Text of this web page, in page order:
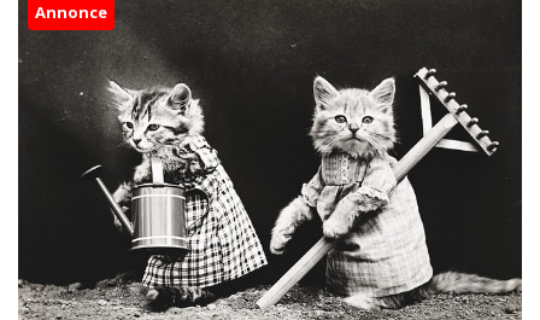
Annonce